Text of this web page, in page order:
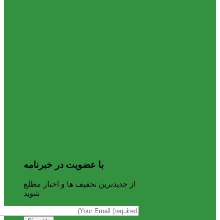
با عضویت در خبرنامه
از جدیدترین تخفیف ها و اخبار مطلع
شوید